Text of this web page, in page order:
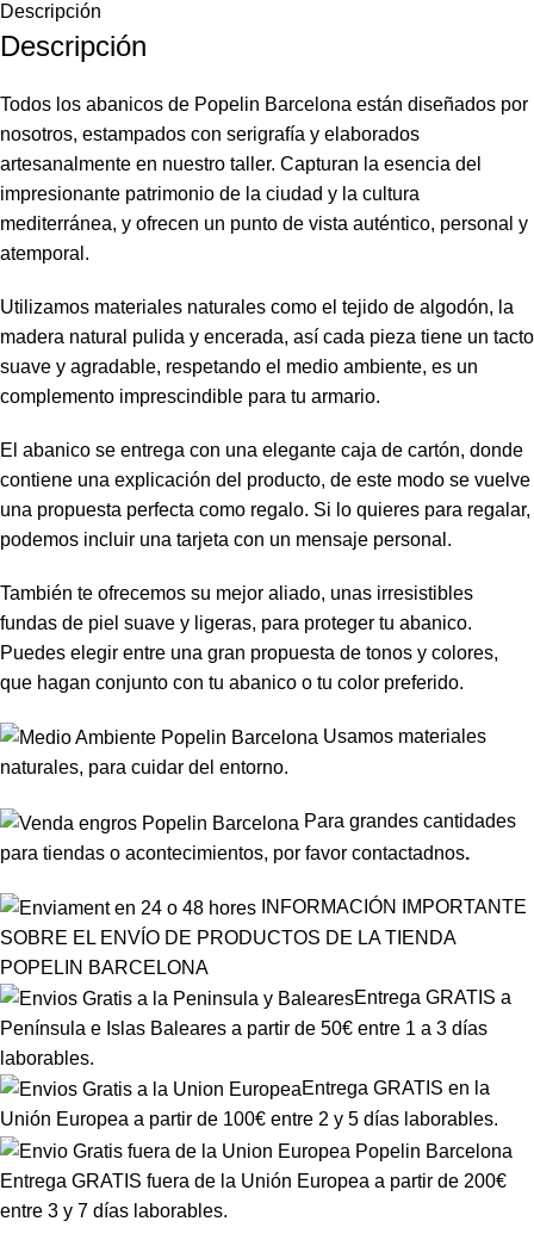
Descripción
Descripción
Todos los abanicos de Popelin Barcelona están diseñados por
nosotros, estampados con serigrafía y elaborados
artesanalmente en nuestro taller. Capturan la esencia del
impresionante patrimonio de la ciudad y la cultura
mediterránea, y ofrecen un punto de vista auténtico, personal y
atemporal.
Utilizamos materiales naturales como el tejido de algodón, la
madera natural pulida y encerada, así cada pieza tiene un tacto
suave y agradable, respetando el medio ambiente, es un
complemento imprescindible para tu armario.
El abanico se entrega con una elegante caja de cartón, donde
contiene una explicación del producto, de este modo se vuelve
una propuesta perfecta como regalo. Si lo quieres para regalar,
podemos incluir una tarjeta con un mensaje personal.
También te ofrecemos su mejor aliado, unas irresistibles
fundas de piel suave y ligeras, para proteger tu abanico.
Puedes elegir entre una gran propuesta de tonos y colores,
que hagan conjunto con tu abanico o tu color preferido.
Usamos materiales
naturales, para cuidar del entorno.
Para grandes cantidades
para tiendas o acontecimientos, por favor contactadnos.
INFORMACIÓN IMPORTANTE
SOBRE EL ENVÍO DE PRODUCTOS DE LA TIENDA
POPELIN BARCELONA
Entrega GRATIS a
Península e Islas Baleares a partir de 50€ entre 1 a 3 días
laborables.
Entrega GRATIS en la
Unión Europea a partir de 100€ entre 2 y 5 días laborables.
Entrega GRATIS fuera de la Unión Europea a partir de 200€
entre 3 y 7 días laborables.